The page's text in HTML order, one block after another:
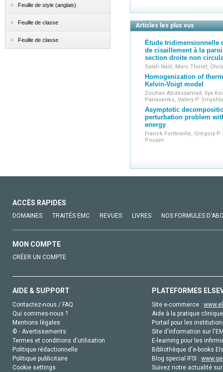
Feuille de style (anglais)
Feuille de classe
Feuille de classe
Articles les plus vus
Étude tridimensionnelle
de cisaillement à la
section droite non
Salah Naili, Marc Thiriet,
Homogenization of
Kelvin-Voigt model
Zouhair Abdessamad, Ilya
Panasenko, Valery P.
Asymptotic
perturbation problem
energy
Franck Fontvieille, Gregory
Pousin
ACCÈS RAPIDES
DOMAINES TRAITÉS EMC REVUES LIVRES NOS FORMULES
MON COMPTE
CRÉER UN COMPTE
AIDE & SUPPORT
Contactez-nous / FAQ
Qui sommes-nous ?
Mentions légales
© - Avertissements
Termes et conditions d'utilisation
Politique rédactionnelle
Politique publicitaire
Cookie settings
PLATEFORMES
Site e-commerce :
Aide à la pratique
Portail pour les
Site d'information sur
E-learning pour les
Bibliothèque d'e-books
Blog special IFSI :
Suivez notre actualité